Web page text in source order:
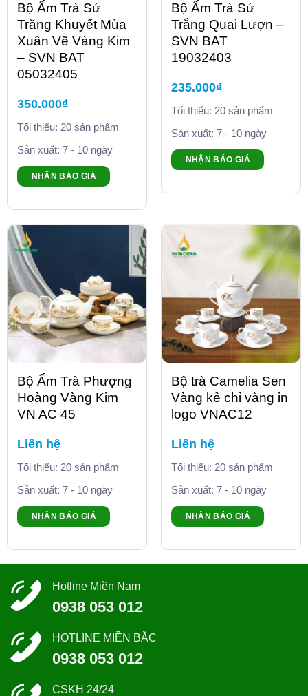
Bộ Ấm Trà Sứ
Trăng Khuyết Mùa
Xuân Vẽ Vàng Kim
– SVN BAT
05032405
350.000₫
Tối thiểu: 20 sản phẩm
Sản xuất: 7 - 10 ngày
NHẬN BÁO GIÁ
Bộ Ấm Trà Sứ
Trắng Quai Lượn –
SVN BAT
19032403
235.000₫
Tối thiểu: 20 sản phẩm
Sản xuất: 7 - 10 ngày
NHẬN BÁO GIÁ
Bộ Ấm Trà Phượng
Hoàng Vàng Kim
VN AC 45
Liên hệ
Tối thiểu: 20 sản phẩm
Sản xuất: 7 - 10 ngày
NHẬN BÁO GIÁ
Bộ trà Camelia Sen
Vàng kẻ chỉ vàng in
logo VNAC12
Liên hệ
Tối thiểu: 20 sản phẩm
Sản xuất: 7 - 10 ngày
NHẬN BÁO GIÁ
Hotline Miền Nam
0938 053 012
HOTLINE MIỀN BẮC
0938 053 012
CSKH 24/24